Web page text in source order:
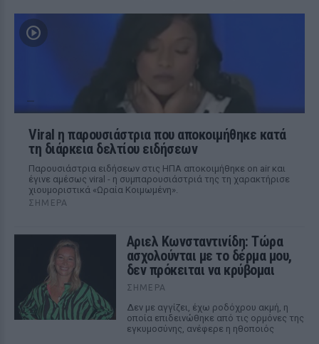
Viral η παρουσιάστρια που αποκοιμήθηκε κατά
τη διάρκεια δελτίου ειδήσεων
Παρουσιάστρια ειδήσεων στις ΗΠΑ αποκοιμήθηκε on air και
έγινε αμέσως viral - η συμπαρουσιάστριά της τη χαρακτήρισε
χιουμοριστικά «Ωραία Κοιμωμένη».
ΣΉΜΕΡΑ
Αριελ Κωνσταντινίδη: Τώρα
ασχολούνται με το δέρμα μου,
δεν πρόκειται να κρύβομαι
ΣΉΜΕΡΑ
Δεν με αγγίζει, έχω ροδόχρου ακμή, η
οποία επιδεινώθηκε από τις ορμόνες της
εγκυμοσύνης, ανέφερε η ηθοποιός